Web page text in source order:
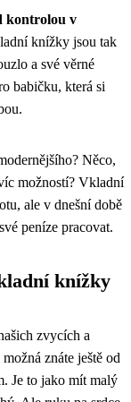
kontrolou v
knížky jsou tak
a své věrné
babičku, která si
Něco,
možností? Vkladní
ale v dnešní době
peníze pracovat.
knížky
zvycích a
znáte ještě od
Je to jako mít malý